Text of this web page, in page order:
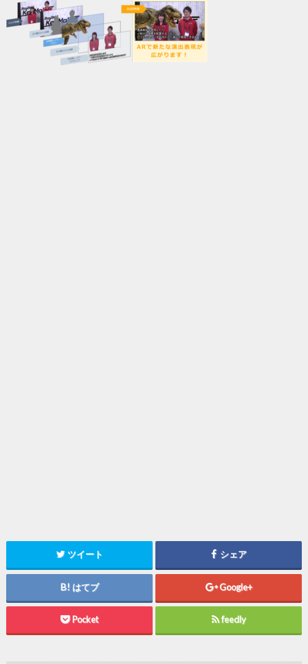
ツイート シェア
はてブ Google+
Pocket feedly